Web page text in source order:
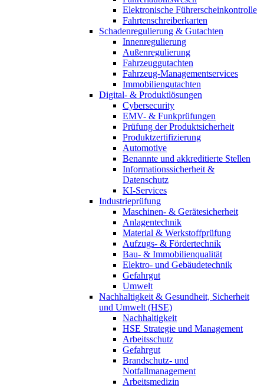
Elektronische Führerscheinkontrolle
Fahrtenschreiberkarten
Schadenregulierung & Gutachten
Innenregulierung
Außenregulierung
Fahrzeuggutachten
Fahrzeug-Managementservices
Immobiliengutachten
Digital- & Produktlösungen
Cybersecurity
EMV- & Funkprüfungen
Prüfung der Produktsicherheit
Produktzertifizierung
Automotive
Benannte und akkreditierte Stellen
Informationssicherheit &
Datenschutz
KI-Services
Industrieprüfung
Maschinen- & Gerätesicherheit
Anlagentechnik
Material & Werkstoffprüfung
Aufzugs- & Fördertechnik
Bau- & Immobilienqualität
Elektro- und Gebäudetechnik
Gefahrgut
Umwelt
Nachhaltigkeit & Gesundheit, Sicherheit
und Umwelt (HSE)
Nachhaltigkeit
HSE Strategie und Management
Arbeitsschutz
Gefahrgut
Brandschutz- und
Notfallmanagement
Arbeitsmedizin